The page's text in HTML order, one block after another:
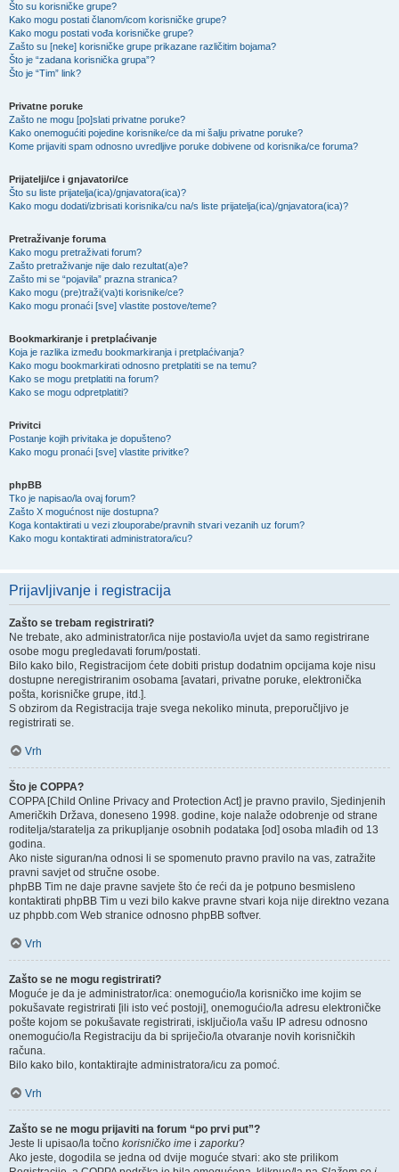
Što su korisničke grupe?
Kako mogu postati članom/icom korisničke grupe?
Kako mogu postati vođa korisničke grupe?
Zašto su [neke] korisničke grupe prikazane različitim bojama?
Što je “zadana korisnička grupa”?
Što je “Tim” link?
Privatne poruke
Zašto ne mogu [po]slati privatne poruke?
Kako onemogućiti pojedine korisnike/ce da mi šalju privatne poruke?
Kome prijaviti spam odnosno uvredljive poruke dobivene od korisnika/ce foruma?
Prijatelji/ce i gnjavatori/ce
Što su liste prijatelja(ica)/gnjavatora(ica)?
Kako mogu dodati/izbrisati korisnika/cu na/s liste prijatelja(ica)/gnjavatora(ica)?
Pretraživanje foruma
Kako mogu pretraživati forum?
Zašto pretraživanje nije dalo rezultat(a)e?
Zašto mi se “pojavila” prazna stranica?
Kako mogu (pre)traži(va)ti korisnike/ce?
Kako mogu pronaći [sve] vlastite postove/teme?
Bookmarkiranje i pretplaćivanje
Koja je razlika između bookmarkiranja i pretplaćivanja?
Kako mogu bookmarkirati odnosno pretplatiti se na temu?
Kako se mogu pretplatiti na forum?
Kako se mogu odpretplatiti?
Privitci
Postanje kojih privitaka je dopušteno?
Kako mogu pronaći [sve] vlastite privitke?
phpBB
Tko je napisao/la ovaj forum?
Zašto X mogućnost nije dostupna?
Koga kontaktirati u vezi zlouporabe/pravnih stvari vezanih uz forum?
Kako mogu kontaktirati administratora/icu?
Prijavljivanje i registracija
Zašto se trebam registrirati?
Ne trebate, ako administrator/ica nije postavio/la uvjet da samo registrirane
osobe mogu pregledavati forum/postati.
Bilo kako bilo, Registracijom ćete dobiti pristup dodatnim opcijama koje nisu
dostupne neregistriranim osobama [avatari, privatne poruke, elektronička
pošta, korisničke grupe, itd.].
S obzirom da Registracija traje svega nekoliko minuta, preporučljivo je
registrirati se.
Vrh
Što je COPPA?
COPPA [Child Online Privacy and Protection Act] je pravno pravilo, Sjedinjenih
Američkih Država, doneseno 1998. godine, koje nalaže odobrenje od strane
roditelja/staratelja za prikupljanje osobnih podataka [od] osoba mlađih od 13
godina.
Ako niste siguran/na odnosi li se spomenuto pravno pravilo na vas, zatražite
pravni savjet od stručne osobe.
phpBB Tim ne daje pravne savjete što će reći da je potpuno besmisleno
kontaktirati phpBB Tim u vezi bilo kakve pravne stvari koja nije direktno vezana
uz phpbb.com Web stranice odnosno phpBB softver.
Vrh
Zašto se ne mogu registrirati?
Moguće je da je administrator/ica: onemogućio/la korisničko ime kojim se
pokušavate registrirati [ili isto već postoji], onemogućio/la adresu elektroničke
pošte kojom se pokušavate registrirati, isključio/la vašu IP adresu odnosno
onemogućio/la Registraciju da bi spriječio/la otvaranje novih korisničkih
računa.
Bilo kako bilo, kontaktirajte administratora/icu za pomoć.
Vrh
Zašto se ne mogu prijaviti na forum “po prvi put”?
Jeste li upisao/la točno korisničko ime i zaporku?
Ako jeste, dogodila se jedna od dvije moguće stvari: ako ste prilikom